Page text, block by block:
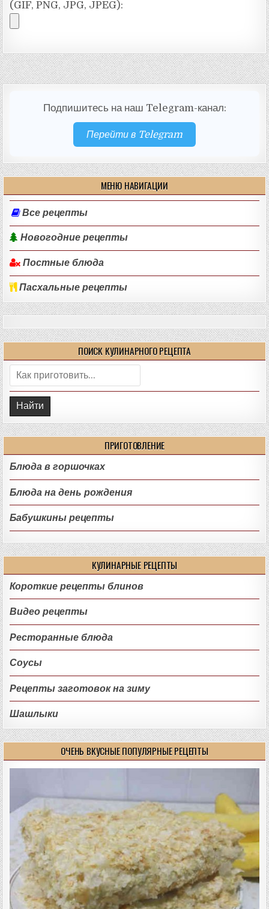
(GIF, PNG, JPG, JPEG):
Подпишитесь на наш Telegram-канал:
Перейти в Telegram
МЕНЮ НАВИГАЦИИ
Все рецепты
Новогодние рецепты
Постные блюда
Пасхальные рецепты
ПОИСК КУЛИНАРНОГО РЕЦЕПТА
Поиск:
ПРИГОТОВЛЕНИЕ
Блюда в горшочках
Блюда на день рождения
Бабушкины рецепты
КУЛИНАРНЫЕ РЕЦЕПТЫ
Короткие рецепты блинов
Видео рецепты
Ресторанные блюда
Соусы
Рецепты заготовок на зиму
Шашлыки
ОЧЕНЬ ВКУСНЫЕ ПОПУЛЯРНЫЕ РЕЦЕПТЫ